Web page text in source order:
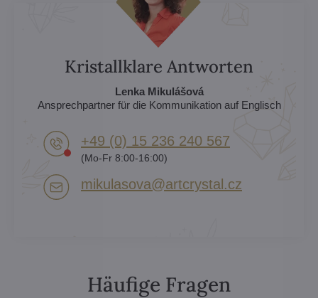
Kristallklare Antworten
Lenka Mikulášová
Ansprechpartner für die Kommunikation auf Englisch
+49 (0) 15 236 240 567
(Mo-Fr 8:00-16:00)
mikulasova​@artcrystal​.cz
Häufige Fragen